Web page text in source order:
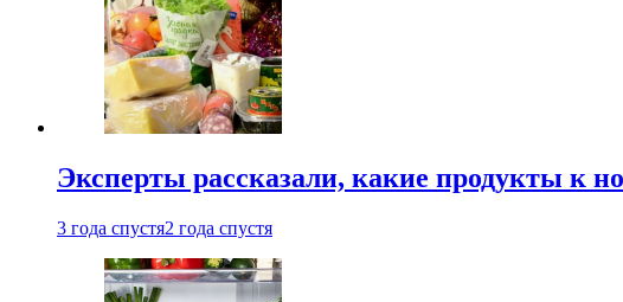
Эксперты рассказали, какие продукты к
3 года спустя2 года спустя